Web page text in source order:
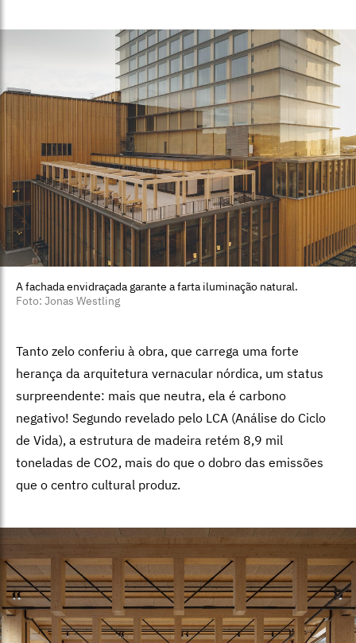
A fachada envidraçada garante a farta iluminação natural.
Foto: Jonas Westling
Tanto zelo conferiu à obra, que carrega uma forte
herança da arquitetura vernacular nórdica, um status
surpreendente: mais que neutra, ela é carbono
negativo! Segundo revelado pelo LCA (Análise do Ciclo
de Vida), a estrutura de madeira retém 8,9 mil
toneladas de CO2, mais do que o dobro das emissões
que o centro cultural produz.